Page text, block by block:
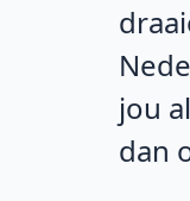
jou
dan